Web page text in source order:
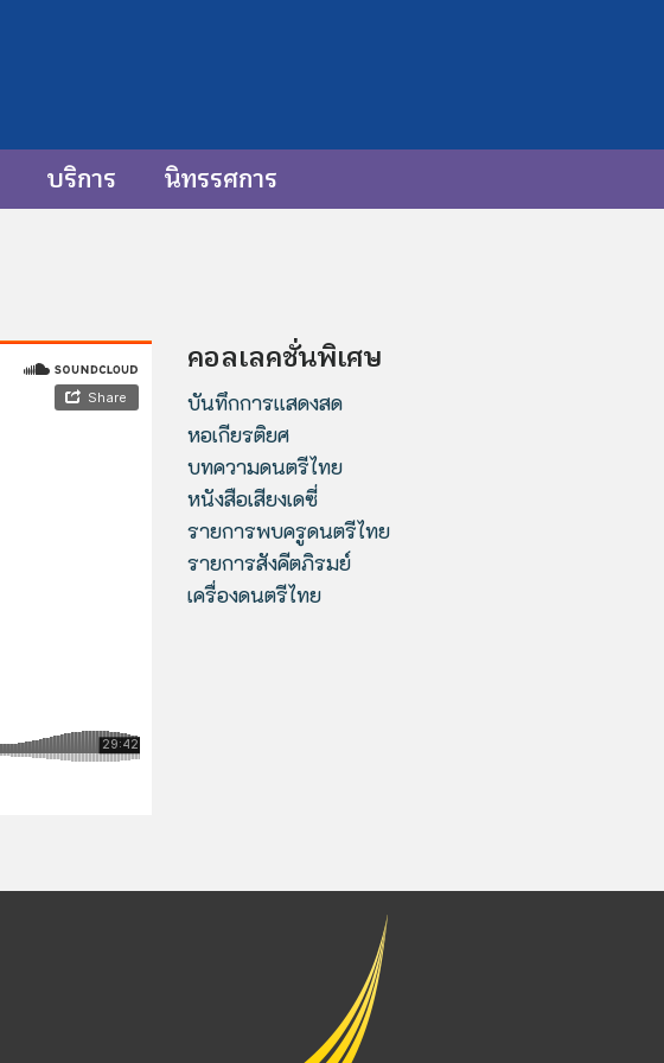
บริการ นิทรรศการ
คอลเลคชั่นพิเศษ
บันทึกการแสดงสด
หอเกียรติยศ
บทความดนตรีไทย
หนังสือเสียงเดซี่
รายการพบครูดนตรีไทย
รายการสังคีตภิรมย์
เครื่องดนตรีไทย